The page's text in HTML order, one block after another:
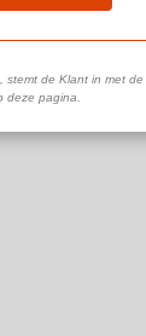
stemt de Klant in met de
pagina.